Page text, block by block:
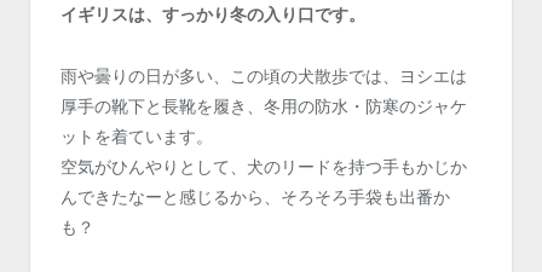
イギリスは、すっかり冬の入り口です。
雨や曇りの日が多い、この頃の犬散歩では、ヨシエは
厚手の靴下と長靴を履き、冬用の防水・防寒のジャケ
ットを着ています。
空気がひんやりとして、犬のリードを持つ手もかじか
んできたなーと感じるから、そろそろ手袋も出番か
も？